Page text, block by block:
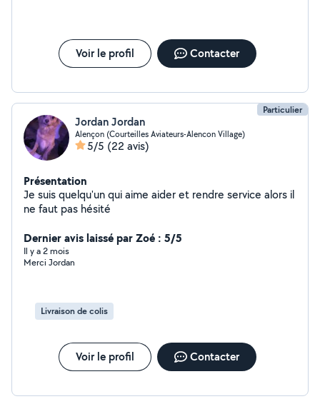
Voir le profil Contacter
Particulier
Jordan Jordan
Alençon (Courteilles Aviateurs-Alencon Village)
5/5 (22 avis)
Présentation
Je suis quelqu'un qui aime aider et rendre service alors il
ne faut pas hésité
Dernier avis laissé par Zoé : 5/5
Il y a 2 mois
Merci Jordan
Livraison de colis
Voir le profil Contacter